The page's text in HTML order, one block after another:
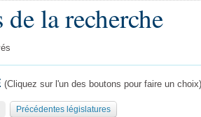
de la recherche
(Cliquez sur l'un des boutons pour faire un choix)
Précédentes législatures